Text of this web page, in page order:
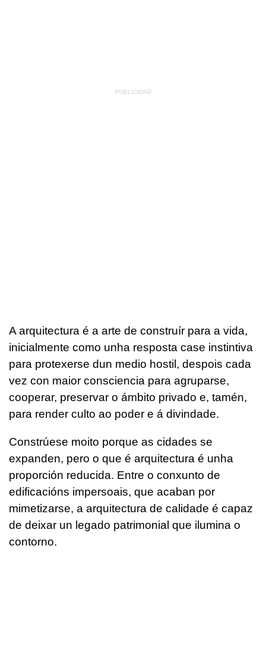
A arquitectura é a arte de construír para a vida,
inicialmente como unha resposta case instintiva
para protexerse dun medio hostil, despois cada
vez con maior consciencia para agruparse,
cooperar, preservar o ámbito privado e, tamén,
para render culto ao poder e á divindade.
Constrúese moito porque as cidades se
expanden, pero o que é arquitectura é unha
proporción reducida. Entre o conxunto de
edificacións impersoais, que acaban por
mimetizarse, a arquitectura de calidade é capaz
de deixar un legado patrimonial que ilumina o
contorno.